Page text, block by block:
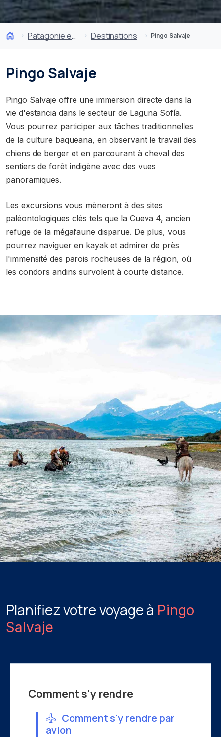
Patagonie et Antarctique Destinations Pingo Salvaje
Pingo Salvaje
Pingo Salvaje offre une immersion directe dans la
vie d'estancia dans le secteur de Laguna Sofía.
Vous pourrez participer aux tâches traditionnelles
de la culture baqueana, en observant le travail des
chiens de berger et en parcourant à cheval des
sentiers de forêt indigène avec des vues
panoramiques.
Les excursions vous mèneront à des sites
paléontologiques clés tels que la Cueva 4, ancien
refuge de la mégafaune disparue. De plus, vous
pourrez naviguer en kayak et admirer de près
l'immensité des parois rocheuses de la région, où
les condors andins survolent à courte distance.
Planifiez votre voyage à Pingo
Salvaje
Comment s'y rendre
Comment s'y rendre par
avion